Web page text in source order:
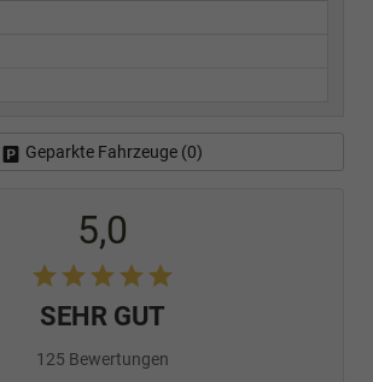
Geparkte Fahrzeuge (0)
5,0
SEHR GUT
125 Bewertungen